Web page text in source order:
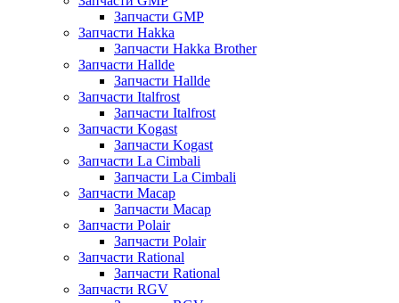
Запчасти GMP
Запчасти Hakka
Запчасти Hakka Brother
Запчасти Hallde
Запчасти Hallde
Запчасти Italfrost
Запчасти Italfrost
Запчасти Kogast
Запчасти Kogast
Запчасти La Cimbali
Запчасти La Cimbali
Запчасти Macap
Запчасти Macap
Запчасти Polair
Запчасти Polair
Запчасти Rational
Запчасти Rational
Запчасти RGV